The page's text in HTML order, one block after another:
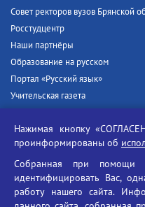
Совет ректоров вузов Брянской
Росстудцентр
Наши партнёры
Образование на русском
Портал «Русский язык»
Учительская газета
Единый портал государственных
Противодействие угрозам
Социальные ролики -
Противодействие коррупции
Нажимая кнопку
проинформированы об
Собранная при помощи
идентифицировать Вас,
работу нашего сайта.